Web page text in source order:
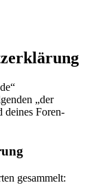
„der
deines Foren-
gesammelt: